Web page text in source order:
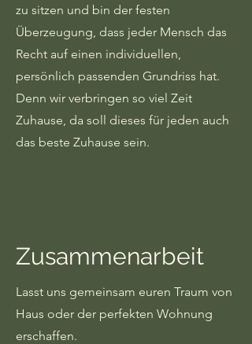
zu sitzen und bin der festen
Überzeugung, dass jeder Mensch das
Recht auf einen individuellen,
persönlich passenden Grundriss hat.
Denn wir verbringen so viel Zeit
Zuhause, da soll dieses für jeden auch
das beste Zuhause sein.
Zusammenarbeit
Lasst uns gemeinsam euren Traum von
Haus oder der perfekten Wohnung
erschaffen.